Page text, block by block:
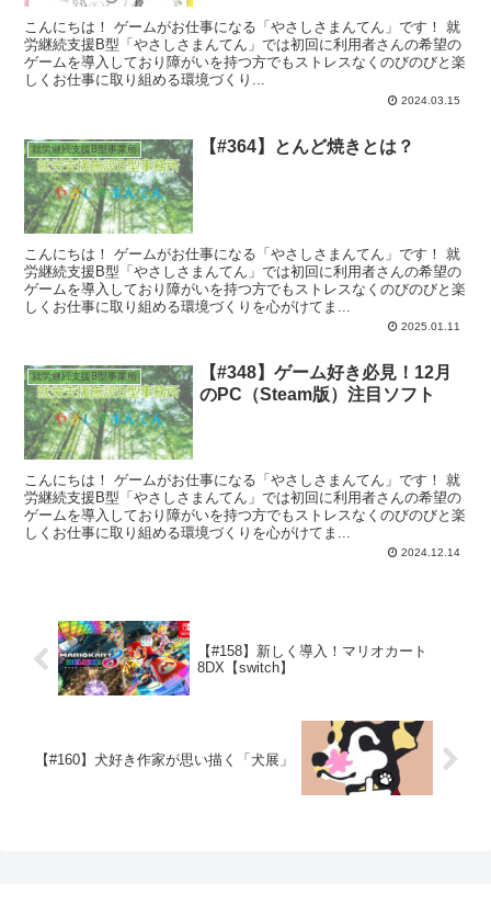
こんにちは！ ゲームがお仕事になる「やさしさまんてん」です！ 就
労継続支援B型「やさしさまんてん」では初回に利用者さんの希望の
ゲームを導入しており障がいを持つ方でもストレスなくのびのびと楽
しくお仕事に取り組める環境づくり...
2024.03.15
就労継続支援B型事業所 【#364】とんど焼きとは？
こんにちは！ ゲームがお仕事になる「やさしさまんてん」です！ 就
労継続支援B型「やさしさまんてん」では初回に利用者さんの希望の
ゲームを導入しており障がいを持つ方でもストレスなくのびのびと楽
しくお仕事に取り組める環境づくりを心がけてま...
2025.01.11
就労継続支援B型事業所
【#348】ゲーム好き必見！12月
のPC（Steam版）注目ソフト
こんにちは！ ゲームがお仕事になる「やさしさまんてん」です！ 就
労継続支援B型「やさしさまんてん」では初回に利用者さんの希望の
ゲームを導入しており障がいを持つ方でもストレスなくのびのびと楽
しくお仕事に取り組める環境づくりを心がけてま...
2024.12.14
【#158】新しく導入！マリオカート
8DX【switch】
【#160】犬好き作家が思い描く「犬展」